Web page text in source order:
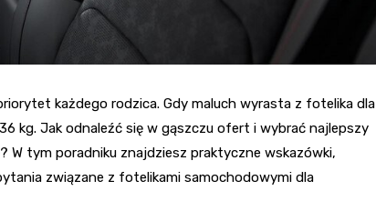
każdego rodzica. Gdy maluch wyrasta z fotelika dla
kg. Jak odnaleźć się w gąszczu ofert i wybrać najlepszy
W tym poradniku znajdziesz praktyczne wskazówki,
związane z fotelikami samochodowymi dla